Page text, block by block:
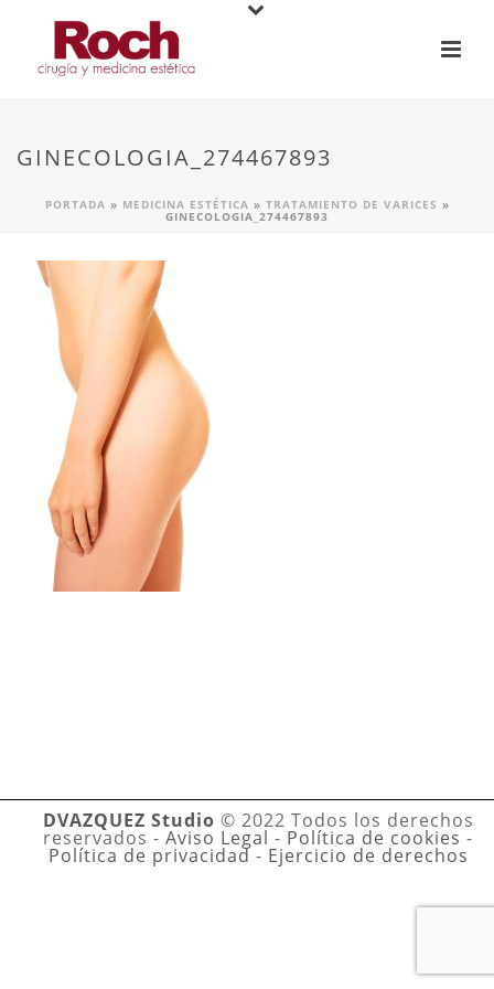
GINECOLOGIA_274467893
PORTADA » MEDICINA ESTÉTICA » TRATAMIENTO DE VARICES »
GINECOLOGIA_274467893
DVAZQUEZ Studio © 2022 Todos los derechos
reservados - Aviso Legal - Política de cookies -
Política de privacidad- Ejercicio de derechos